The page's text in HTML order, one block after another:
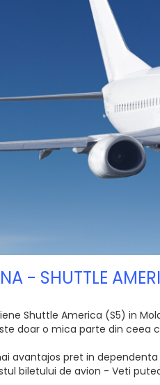
- SHUTTLE
Shuttle America (S5) in
doar o mica parte din
avantajos pret in
biletului de avion - Veti